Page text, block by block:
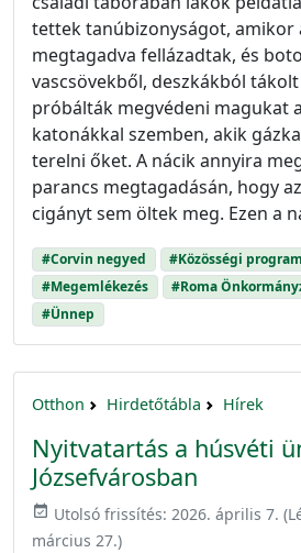
tettek tanúbizonyságot, amikor
megtagadva fellázadtak, és
vascsövekből, deszkákból
próbálták megvédeni magukat
katonákkal szemben, akik
terelni őket. A nácik annyira
parancs megtagadásán, hogy
cigányt sem öltek meg. Ezen a
#Corvin negyed #Közösségi program
#Megemlékezés
#Roma
#Ünnep
Otthon Hirdetőtábla Hírek
Nyitvatartás a húsvéti
Józsefvárosban
event_available Utolsó frissítés: 2026. április 7.
március 27.)